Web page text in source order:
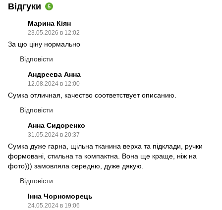
Відгуки 5
Марина Кіян
23.05.2026 в 12:02
За цю ціну нормально
Відповісти
Андреева Анна
12.08.2024 в 12:00
Сумка отличная, качество соответствует описанию.
Відповісти
Анна Сидоренко
31.05.2024 в 20:37
Сумка дуже гарна, щільна тканина верха та підклади, ручки
формовані, стильна та компактна. Вона ще краще, ніж на
фото))) замовляла середню, дуже дякую.
Відповісти
Інна Чорноморець
24.05.2024 в 19:06